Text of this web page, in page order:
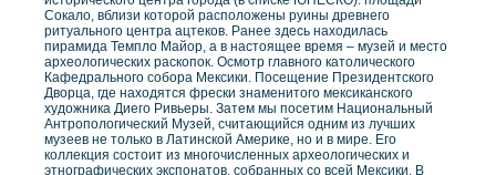
Сокало, вблизи которой расположены руины древнего
ритуального центра ацтеков. Ранее здесь находилась
пирамида Темпло Майор, а в настоящее время – музей и место
археологических раскопок. Осмотр главного католического
Кафедрального собора Мексики. Посещение Президентского
Дворца, где находятся фрески знаменитого мексиканского
художника Диего Ривьеры. Затем мы посетим Национальный
Антропологический Музей, считающийся одним из лучших
музеев не только в Латинской Америке, но и в мире. Его
коллекция состоит из многочисленных археологических и
этнографических экспонатов, собранных со всей Мексики. В